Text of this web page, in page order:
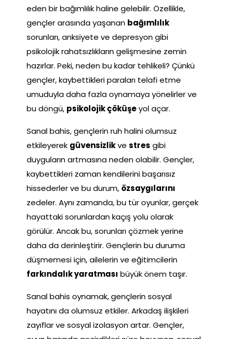
eden bir bağımlılık haline gelebilir. Özellikle,
gençler arasında yaşanan bağımlılık
sorunları, anksiyete ve depresyon gibi
psikolojik rahatsızlıkların gelişmesine zemin
hazırlar. Peki, neden bu kadar tehlikeli? Çünkü
gençler, kaybettikleri paraları telafi etme
umuduyla daha fazla oynamaya yönelirler ve
bu döngü, psikolojik çöküşeyol açar.
Sanal bahis, gençlerin ruh halini olumsuz
etkileyerek güvensizlikve stres gibi
duyguların artmasına neden olabilir. Gençler,
kaybettikleri zaman kendilerini başarısız
hissederler ve bu durum, özsaygılarını
zedeler. Aynı zamanda, bu tür oyunlar, gerçek
hayattaki sorunlardan kaçış yolu olarak
görülür. Ancak bu, sorunları çözmek yerine
daha da derinleştirir. Gençlerin bu duruma
düşmemesi için, ailelerin ve eğitimcilerin
farkındalık yaratması büyük önem taşır.
Sanal bahis oynamak, gençlerin sosyal
hayatını da olumsuz etkiler. Arkadaş ilişkileri
zayıflar ve sosyal izolasyon artar. Gençler,